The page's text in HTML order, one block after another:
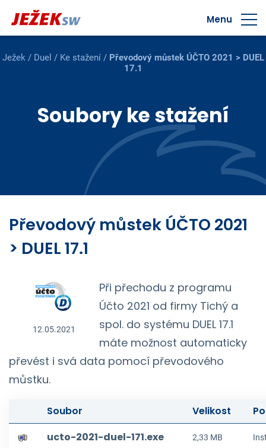
Menu
Ježek/ Duel / Ke stažení/ Převodový můstek ÚČTO 2021 > DUEL
17.1
Soubory ke stažení
Převodový můstek ÚČTO 2021
> DUEL 17.1
12.05.2021
Při přechodu z programu
Účto 2021 od firmy Tichý a
spol. do systému DUEL 17.1
máte možnost automaticky
převést i svá data pomocí převodového
můstku.
Soubor Velikost
ucto-2021-duel-171.exe
2,33 MB